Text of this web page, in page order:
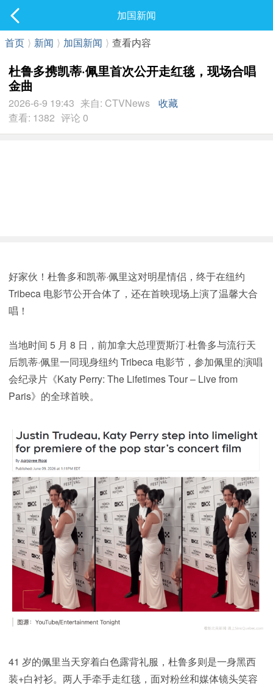
最新发表
加国新闻
首页 ⟩ 新闻 ⟩ 加国新闻 ⟩ 查看内容
杜鲁多携凯蒂·佩里首次公开走红毯，现场合唱
金曲
2026-6-9 19:43 来自: CTVNews
收藏
查看: 1382 评论 0
好家伙！杜鲁多和凯蒂·佩里这对明星情侣，终于在纽约
Tribeca 电影节公开合体了，还在首映现场上演了温馨大合
唱！
当地时间 5 月 8 日，前加拿大总理贾斯汀·杜鲁多与流行天
后凯蒂·佩里一同现身纽约 Tribeca 电影节，参加佩里的演唱
会纪录片《Katy Perry: The Lifetimes Tour – Live from
Paris》的全球首映。
41 岁的佩里当天穿着白色露背礼服，杜鲁多则是一身黑西
装+白衬衫。两人手牵手走红毯，面对粉丝和媒体镜头笑容